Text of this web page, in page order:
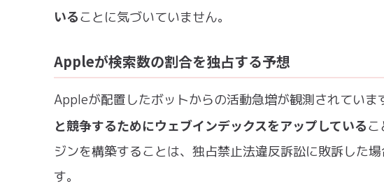
いることに気づいていません。
Appleが検索数の割合を独占する予想
Appleが配置したボットからの活動急増が観測されていま
と競争するためにウェブインデックスをアップしている
ジンを構築することは、独占禁止法違反訴訟に敗訴した
す。